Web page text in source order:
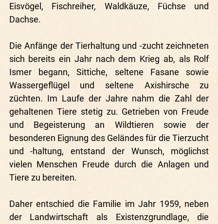
Eisvögel, Fischreiher, Waldkäuze, Füchse und
Dachse.
Die Anfänge der Tierhaltung und -zucht zeichneten
sich bereits ein Jahr nach dem Krieg ab, als Rolf
Ismer begann, Sittiche, seltene Fasane sowie
Wassergeflügel und seltene Axishirsche zu
züchten. Im Laufe der Jahre nahm die Zahl der
gehaltenen Tiere stetig zu. Getrieben von Freude
und Begeisterung an Wildtieren sowie der
besonderen Eignung des Geländes für die Tierzucht
und -haltung, entstand der Wunsch, möglichst
vielen Menschen Freude durch die Anlagen und
Tiere zu bereiten.
Daher entschied die Familie im Jahr 1959, neben
der Landwirtschaft als Existenzgrundlage, die